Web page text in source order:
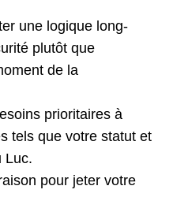
une logique long-
plutôt que
de la
prioritaires à
tels que votre statut et
Luc.
pour jeter votre